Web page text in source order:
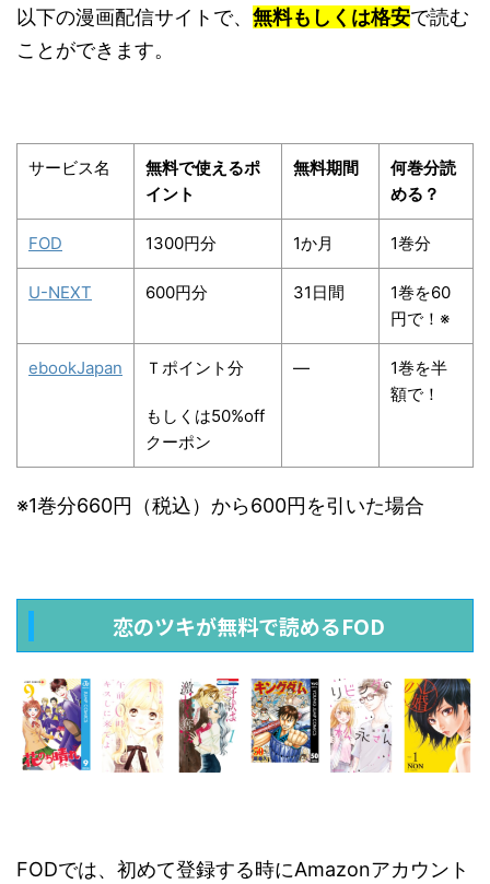
以下の漫画配信サイトで、 無料もしくは格安で読む
ことができます。
サービス名
無料で使えるポ
イント
無料期間
何巻分読
める？
FOD 1300円分 1か月 1巻分
U-NEXT 600円分 31日間
1巻を60
円で！※
ebookJapan Ｔポイント分
もしくは50%off
クーポン
―
1巻を半
額で！
※1巻分660円（税込）から600円を引いた場合
恋のツキが無料で読めるFOD
FODでは、初めて登録する時にAmazonアカウント